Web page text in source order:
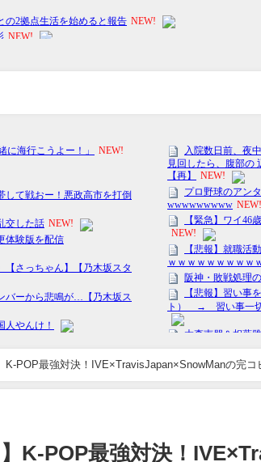
K-POP最強対決！IVE×TravisJapan×SnowManの完コ
】K-POP最強対決！